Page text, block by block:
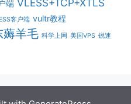
端 VLESS+TCP+XTLS
客户端 vultr教程
薅羊毛 科学上网 美国VPS 锐速